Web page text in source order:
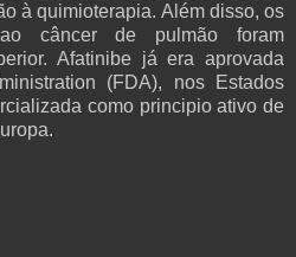
à quimioterapia. Além disso, os
ao câncer de pulmão foram
Afatinibe já era aprovada
(FDA), nos Estados
como principio ativo de